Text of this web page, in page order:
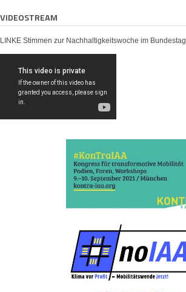
VIDEOSTREAM
LINKE Stimmen zur Nachhaltigkeitswoche im Bundestag